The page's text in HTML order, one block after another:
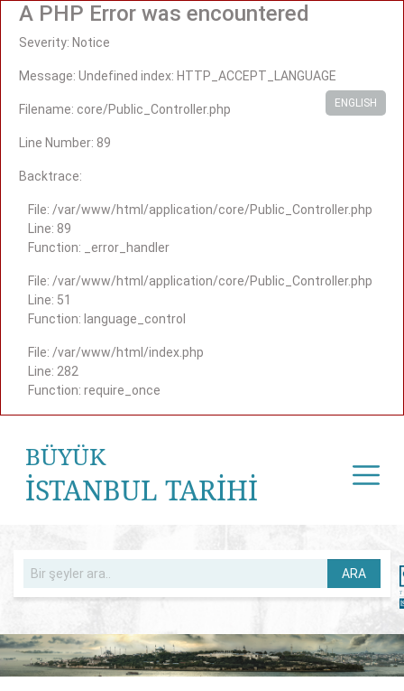
A PHP Error was encountered
Severity: Notice
Message: Undefined index: HTTP_ACCEPT_LANGUAGE
Filename: core/Public_Controller.php
Line Number: 89
Backtrace:
File: /var/www/html/application/core/Public_Controller.php
Line: 89
Function: _error_handler
File: /var/www/html/application/core/Public_Controller.php
Line: 51
Function: language_control
File: /var/www/html/index.php
Line: 282
Function: require_once
BÜYÜK
İSTANBUL TARİHİ
ENGLISH
ARA